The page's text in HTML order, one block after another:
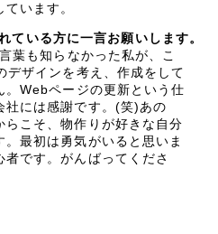
います。
ている方に一言お願いします。
葉も知らなかった私が、こ
デザインを考え、作成をして
。Webページの更新という仕
社には感謝です。(笑)あの
こそ、物作りが好きな自分
最初は勇気がいると思いま
です。がんばってくださ